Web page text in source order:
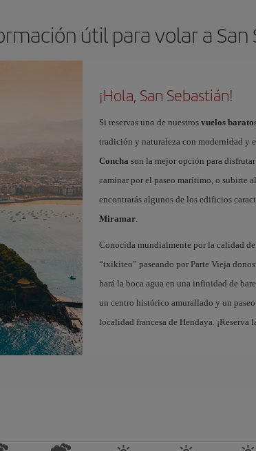
útil para volar a San
¡Hola, San Sebastián!
Si reservas uno de nuestros vuelos
tradición y naturaleza con modernidad y
Concha son la mejor opción para
caminar por el paseo marítimo, o subirte al
encontrarás algunos de los edificios
Miramar.
Conocida mundialmente por la calidad
“txikiteo” paseando por Parte Vieja
hará la boca agua en una infinidad de
un centro histórico amurallado y un
localidad francesa de Hendaya. ¡Reserva